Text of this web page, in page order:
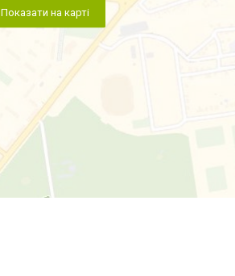
Показати на карті